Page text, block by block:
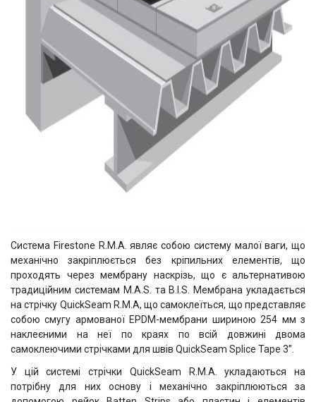
Система Firestone R.M.A. являє собою систему малої ваги, що
механічно закріплюється без кріпильних елементів, що
проходять через мембрану наскрізь, що є альтернативою
традиційним системам M.A.S. та B.I.S. Мембрана укладається
на стрічку QuickSeam R.M.A, що самоклеїться, що представляє
собою смугу армованої EPDM-мембрани шириною 254 мм з
наклеєними на неї по краях по всій довжині двома
самоклеючими стрічками для швів QuickSeam Splice Tape 3”.
У цій системі стрічки QuickSeam R.M.A. укладаються на
потрібну для них основу і механічно закріплюються за